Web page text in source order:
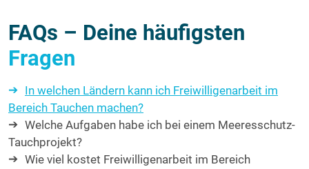
FAQs – Deine häufigsten
Fragen
In welchen Ländern kann ich Freiwilligenarbeit im
Bereich Tauchen machen?
Welche Aufgaben habe ich bei einem Meeresschutz-
Tauchprojekt?
Wie viel kostet Freiwilligenarbeit im Bereich